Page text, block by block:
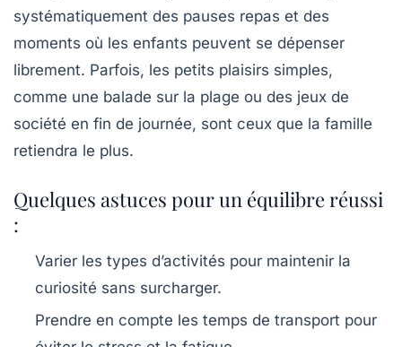
systématiquement des pauses repas et des
moments où les enfants peuvent se dépenser
librement. Parfois, les petits plaisirs simples,
comme une balade sur la plage ou des jeux de
société en fin de journée, sont ceux que la famille
retiendra le plus.
Quelques astuces pour un équilibre réussi
:
Varier les types d’activités pour maintenir la
curiosité sans surcharger.
Prendre en compte les temps de transport pour